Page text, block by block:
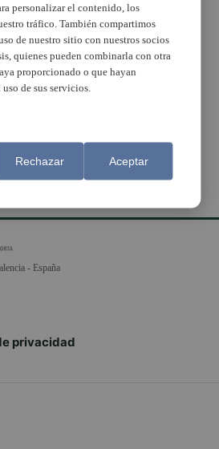
la
de
a la
- España
privacidad
personalizar el contenido, los
tráfico. También compartimos
de nuestro sitio con nuestros socios
quienes pueden combinarla con otra
proporcionado o que hayan
de sus servicios.
Rechazar Aceptar